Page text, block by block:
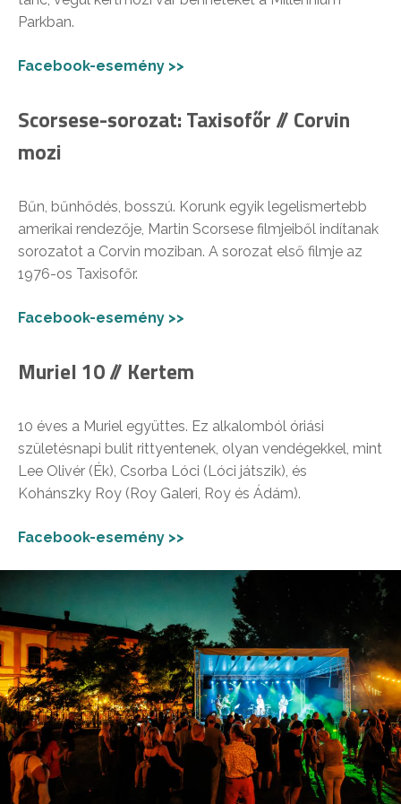
Parkban.
Facebook-esemény >>
Scorsese-sorozat: Taxisofőr // Corvin
mozi
Bűn, bűnhődés, bosszú. Korunk egyik legelismertebb
amerikai rendezője, Martin Scorsese filmjeiből indítanak
sorozatot a Corvin moziban. A sorozat első filmje az
1976-os Taxisofőr.
Facebook-esemény >>
Muriel 10 // Kertem
10 éves a Muriel együttes. Ez alkalomból óriási
születésnapi bulit rittyentenek, olyan vendégekkel, mint
Lee Olivér (Ék), Csorba Lóci (Lóci játszik), és
Kohánszky Roy (Roy Galeri, Roy és Ádám).
Facebook-esemény >>